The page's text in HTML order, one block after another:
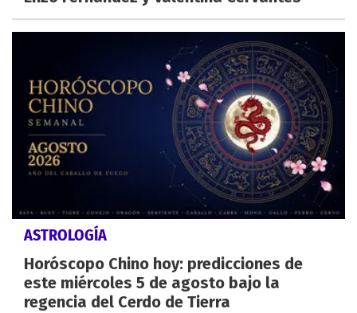
ASTROLOGÍA
Horóscopo Chino hoy: predicciones de
este miércoles 5 de agosto bajo la
regencia del Cerdo de Tierra